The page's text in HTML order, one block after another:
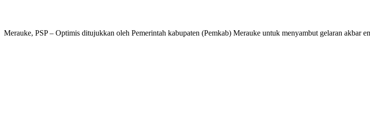
Merauke, PSP – Optimis ditujukkan oleh Pemerintah kabupaten (Pemkab) Merauke untuk menyambut gelaran akbar